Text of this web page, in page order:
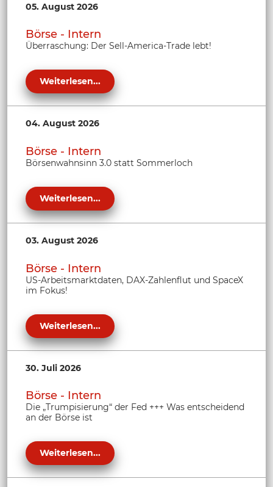
05. August 2026
Börse - Intern
Überraschung: Der Sell-America-Trade lebt!
Weiterlesen...
04. August 2026
Börse - Intern
Börsenwahnsinn 3.0 statt Sommerloch
Weiterlesen...
03. August 2026
Börse - Intern
US-Arbeitsmarktdaten, DAX-Zahlenflut und SpaceX
im Fokus!
Weiterlesen...
30. Juli 2026
Börse - Intern
Die „Trumpisierung“ der Fed +++ Was entscheidend
an der Börse ist
Weiterlesen...